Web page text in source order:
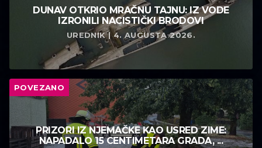
DUNAV OTKRIO MRAČNU TAJNU: IZ VODE
IZRONILI NACISTIČKI BRODOVI
UREDNIK | 4. AUGUSTA 2026.
POVEZANO
PRIZORI IZ NJEMAČKE KAO USRED ZIME:
NAPADALO 15 CENTIMETARA GRADA, ...